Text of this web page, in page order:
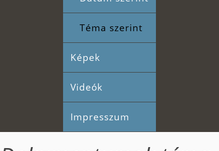
Téma szerint
Képek
Videók
Impresszum